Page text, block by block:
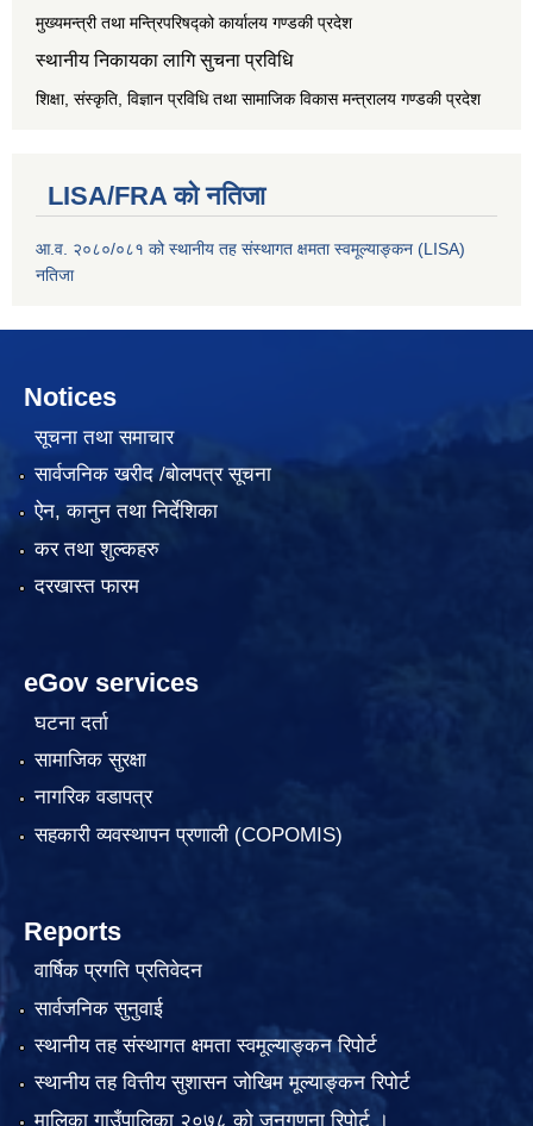
मुख्यमन्त्री तथा मन्त्रिपरिषद्को कार्यालय गण्डकी प्रदेश
स्थानीय निकायका लागि सुचना प्रविधि
शिक्षा, संस्कृति, विज्ञान प्रविधि तथा सामाजिक विकास मन्त्रालय गण्डकी प्रदेश
LISA/FRA को नतिजा
आ.व. २०८०/०८१ को स्थानीय तह संस्थागत क्षमता स्वमूल्याङ्कन (LISA)
नतिजा
Notices
सूचना तथा समाचार
सार्वजनिक खरीद /बोलपत्र सूचना
ऐन, कानुन तथा निर्देशिका
कर तथा शुल्कहरु
दरखास्त फारम
eGov services
घटना दर्ता
सामाजिक सुरक्षा
नागरिक वडापत्र
सहकारी व्यवस्थापन प्रणाली (COPOMIS)
Reports
वार्षिक प्रगति प्रतिवेदन
सार्वजनिक सुनुवाई
स्थानीय तह संस्थागत क्षमता स्वमूल्याङ्कन रिपोर्ट
स्थानीय तह वित्तीय सुशासन जोखिम मूल्याङ्कन रिपोर्ट
मालिका गाउँपालिका २०७८ को जनगणना रिपोर्ट ।